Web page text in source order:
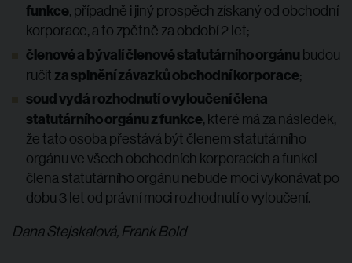
funkce, případně i jiný prospěch získaný od obchodní
korporace, a to zpětně za období 2 let;
členové a bývalí členové statutárního orgánu budou
ručit za splnění závazků obchodní korporace;
soud vydá rozhodnutí o vyloučení člena
statutárního orgánu z funkce, které má za následek,
že tato osoba přestává být členem statutárního
orgánu ve všech obchodních korporacích a funkci
člena statutárního orgánu nebude moci vykonávat po
dobu 3 let od právní moci rozhodnutí o vyloučení.
Dana Stejskalová, Frank Bold